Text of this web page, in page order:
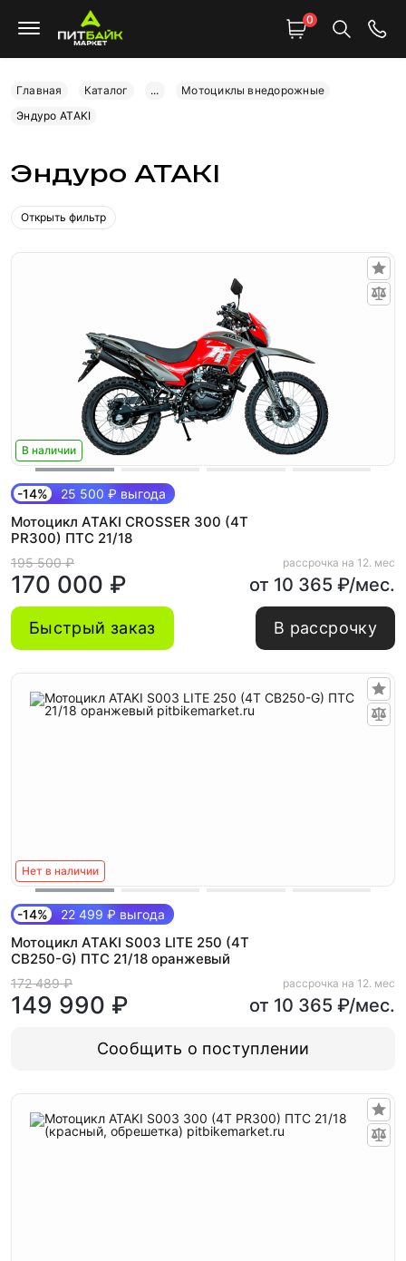
0
Главная Каталог ...
Мотоциклы внедорожные
Эндуро ATAKI
Эндуро ATAKI
Открыть фильтр
В наличии
-14% 25 500 ₽ выгода
Мотоцикл ATAKI CROSSER 300 (4T
PR300) ПТС 21/18
195 500 ₽
170 000 ₽
рассрочка на 12. мес
от 10 365 ₽/мес.
Быстрый заказ В рассрочку
Нет в наличии
-14% 22 499 ₽ выгода
Мотоцикл ATAKI S003 LITE 250 (4T
CB250-G) ПТС 21/18 оранжевый
172 489 ₽
149 990 ₽
рассрочка на 12. мес
от 10 365 ₽/мес.
Сообщить о поступлении